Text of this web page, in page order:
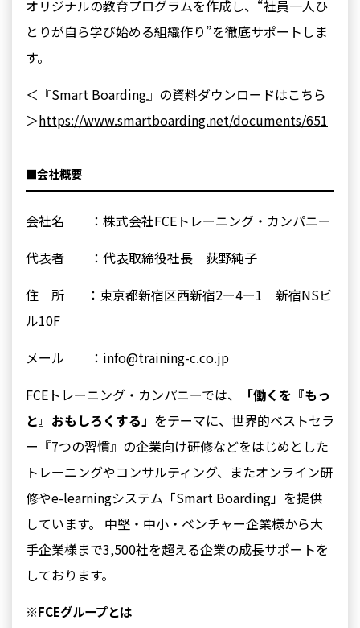
オリジナルの教育プログラムを作成し、“社員⼀⼈ひ
とりが⾃ら学び始める組織作り”を徹底サポートしま
す。
＜ 『Smart Boarding』の資料ダウンロードはこちら
＞https://www.smartboarding.net/documents/651
■会社概要
会社名 ：株式会社FCEトレーニング・カンパニー
代表者 ：代表取締役社長 荻野純子
住 所 ：東京都新宿区西新宿2ー4ー1 新宿NSビ
ル10F
メール ：info@training-c.co.jp
FCEトレーニング・カンパニーでは、
「働くを『もっ
と』おもしろくする」 をテーマに、世界的ベストセラ
ー『7つの習慣』の企業向け研修などをはじめとした
トレーニングやコンサルティング、またオンライン研
修やe-learningシステム「Smart Boarding」を提供
しています。 中堅・中小・ベンチャー企業様から大
手企業様まで3,500社を超える企業の成長サポートを
しております。
※FCEグループとは